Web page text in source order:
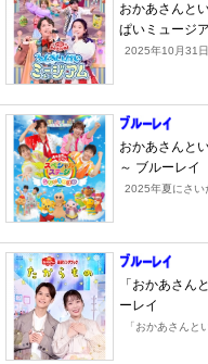
おかあさんと
ぱいミュージ
2025年10月31
おかあさんと
～ ブルーレイ
2025年夏にさい
「おかあさん
ーレイ
「おかあさんと